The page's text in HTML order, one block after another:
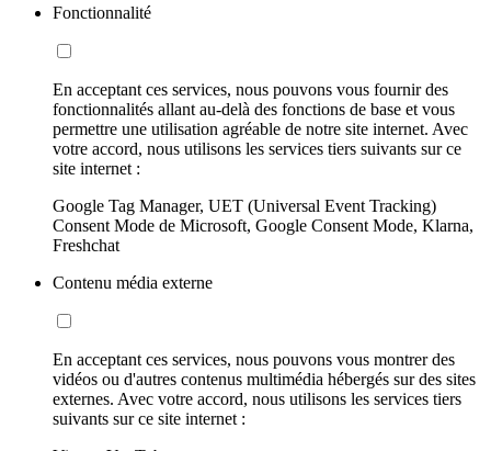
Fonctionnalité
En acceptant ces services, nous pouvons vous fournir des
fonctionnalités allant au-delà des fonctions de base et vous
permettre une utilisation agréable de notre site internet. Avec
votre accord, nous utilisons les services tiers suivants sur ce
site internet :
Google Tag Manager, UET (Universal Event Tracking)
Consent Mode de Microsoft, Google Consent Mode, Klarna,
Freshchat
Contenu média externe
En acceptant ces services, nous pouvons vous montrer des
vidéos ou d'autres contenus multimédia hébergés sur des sites
externes. Avec votre accord, nous utilisons les services tiers
suivants sur ce site internet :